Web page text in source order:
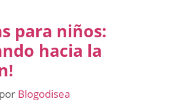
para niños:
hacia la
por Blogodisea